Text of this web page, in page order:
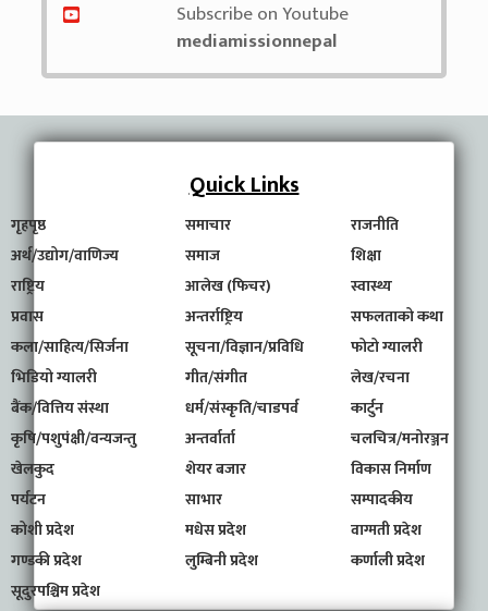
Subscribe on Youtube
mediamissionnepal
Quick Links
गृहपृष्ठ समाचार
राजनीति
अर्थ/उद्योग/वाणिज्य
समाज
शिक्षा
राष्ट्रिय
आलेख (फिचर)
स्वास्थ्य
प्रवास
अन्तर्राष्ट्रिय
सफलताको कथा
कला/साहित्य/सिर्जना
सूचना/विज्ञान/प्रविधि
फोटो ग्यालरी
भिडियो ग्यालरी
गीत/संगीत
लेख/रचना
बैंक/वित्तिय संस्था
धर्म/संस्कृति/चाडपर्व
कार्टुन
कृषि/पशुपंक्षी/वन्यजन्तु
अन्तर्वार्ता
चलचित्र/मनोरञ्जन
खेलकुद
शेयर बजार
विकास निर्माण
पर्यटन
साभार
सम्पादकीय
कोशी प्रदेश
मधेस प्रदेश
वाग्मती प्रदेश
गण्डकी प्रदेश
लुम्बिनी प्रदेश
कर्णाली प्रदेश
सूदुरपश्चिम प्रदेश